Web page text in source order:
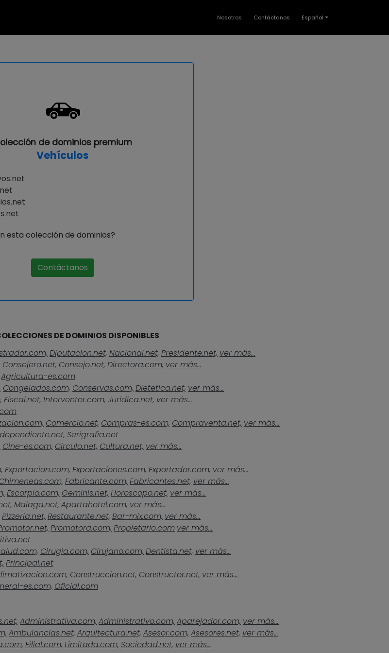
Nosotros Contáctanos Español
de dominios premium
Vehículos
esta colección de dominios?
Contáctanos
DE DOMINIOS DISPONIBLES
Diputacion.net, Nacional.net, Presidente.net, ver más...
Consejero.net, Consejo.net, Directora.com, ver más...
Agricultura-es.com
Congelados.com, Conservas.com, Dietetica.net, ver más...
Fiscal.net, Interventor.com, Juridica.net, ver más...
Comercio.net, Compras-es.com, Compraventa.net, ver más...
Serigrafia.net
Cine-es.com, Circulo.net, Cultura.net, ver más...
Exportacion.com, Exportaciones.com, Exportador.com, ver más...
Fabricante.com, Fabricantes.net, ver más...
Escorpio.com, Geminis.net, Horoscopo.net, ver más...
Malaga.net, Apartahotel.com, ver más...
Pizzeria.net, Restaurante.net, Bar-mix.com, ver más...
Promotora.com, Propietario.com ver más...
Cirugia.com, Cirujano.com, Dentista.net, ver más...
Principal.net
Construccion.net, Constructor.net, ver más...
es.com, Oficial.com
Administrativa.com, Administrativo.com, Aparejador.com, ver más...
Ambulancias.net, Arquitectura.net, Asesor.com, Asesores.net, ver más...
Filial.com, Limitada.com, Sociedad.net, ver más...